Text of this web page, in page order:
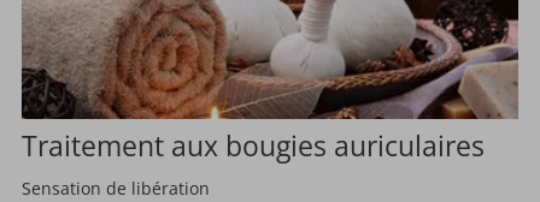
Traitement aux bougies auriculaires
Sensation de libération